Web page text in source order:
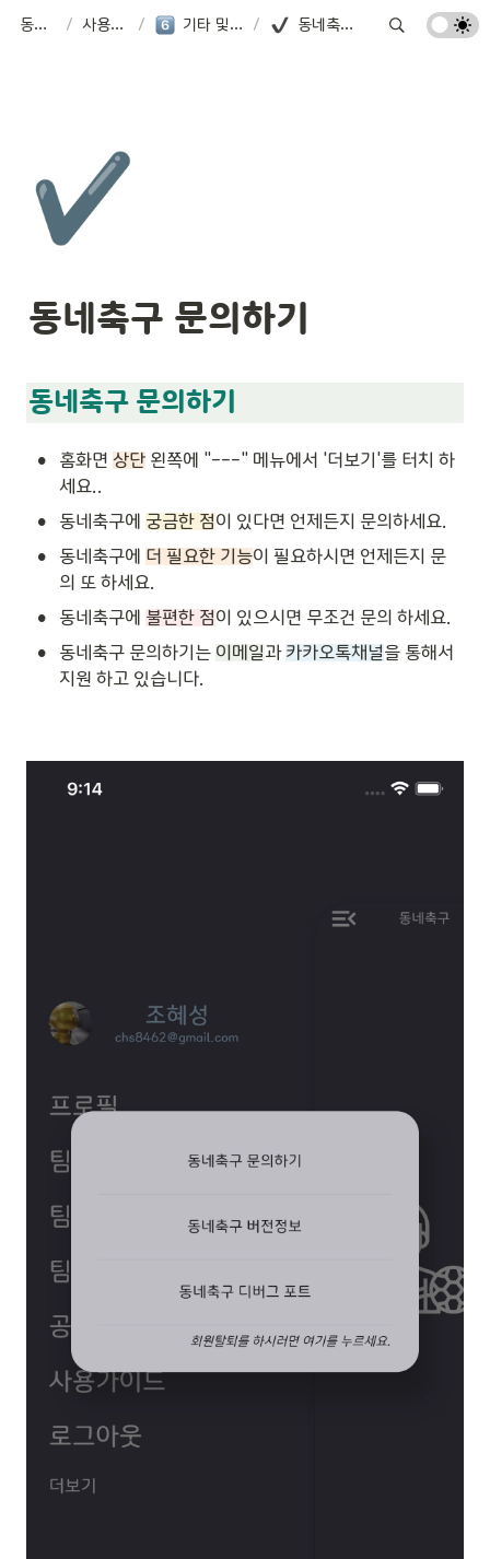
동네축구 / 사용가이드 / 기타 및 환경설정 / 동네축구 문의하기
✔️
동네축구 문의하기
동네축구 문의하기
• 홈화면 상단 왼쪽에 "---" 메뉴에서 '더보기'를 터치 하
세요..
• 동네축구에 궁금한 점이 있다면 언제든지 문의하세요.
• 동네축구에 더 필요한 기능이 필요하시면 언제든지 문
의 또 하세요.
• 동네축구에 불편한 점이 있으시면 무조건 문의 하세요.
• 동네축구 문의하기는 이메일과 카카오톡채널을 통해서
지원 하고 있습니다.